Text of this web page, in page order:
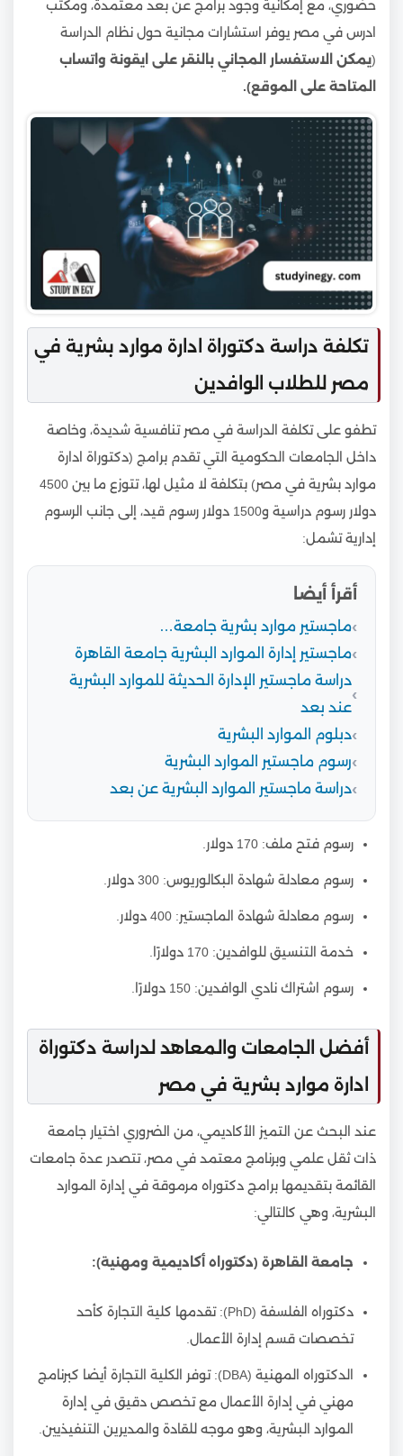
حضوري، مع إمكانية وجود برامج عن بعد معتمدة، ومكتب
ادرس في مصر يوفر استشارات مجانية حول نظام الدراسة
(يمكن الاستفسار المجاني بالنقر على ايقونة واتساب
المتاحة على الموقع).
تكلفة دراسة دكتوراة ادارة موارد بشرية في
مصر للطلاب الوافدين
تطفو على تكلفة الدراسة في مصر تنافسية شديدة، وخاصة
داخل الجامعات الحكومية التي تقدم برامج (دكتوراة ادارة
موارد بشرية في مصر) بتكلفة لا مثيل لها، تتوزع ما بين 4500
دولار رسوم دراسية و1500 دولار رسوم قيد، إلى جانب الرسوم
إدارية تشمل:
أقرأ أيضا
ماجستير موارد بشرية جامعة…
ماجستير إدارة الموارد البشرية جامعة القاهرة
دراسة ماجستير الإدارة الحديثة للموارد البشرية
عند بعد
دبلوم الموارد البشرية
رسوم ماجستير الموارد البشرية
دراسة ماجستير الموارد البشرية عن بعد
رسوم فتح ملف: 170 دولار.
رسوم معادلة شهادة البكالوريوس: 300 دولار.
رسوم معادلة شهادة الماجستير: 400 دولار.
خدمة التنسيق للوافدين: 170 دولارًا.
رسوم اشتراك نادي الوافدين: 150 دولارًا.
أفضل الجامعات والمعاهد لدراسة دكتوراة
ادارة موارد بشرية في مصر
عند البحث عن التميز الأكاديمي، من الضروري اختيار جامعة
ذات ثقل علمي وبرنامج معتمد في مصر، تتصدر عدة جامعات
القائمة بتقديمها برامج دكتوراه مرموقة في إدارة الموارد
البشرية، وهي كالتالي:
جامعة القاهرة (دكتوراه أكاديمية ومهنية):
دكتوراه الفلسفة (PhD): تقدمها كلية التجارة كأحد
تخصصات قسم إدارة الأعمال.
الدكتوراه المهنية (DBA): توفر الكلية التجارة أيضا كبرنامج
مهني في إدارة الأعمال مع تخصص دقيق في إدارة
الموارد البشرية، وهو موجه للقادة والمديرين التنفيذيين.